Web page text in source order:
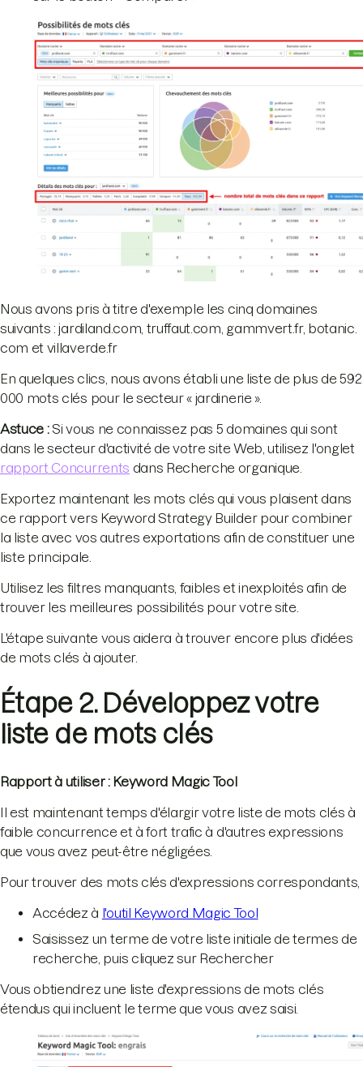
Nous avons pris à titre d'exemple les cinq domaines
suivants : jardiland.com, truffaut.com, gammvert.fr, botanic.
com et villaverde.fr
En quelques clics, nous avons établi une liste de plus de 592
000 mots clés pour le secteur « jardinerie ».
Astuce : Si vous ne connaissez pas 5 domaines qui sont
dans le secteur d'activité de votre site Web, utilisez l'onglet
rapport Concurrents dans Recherche organique.
Exportez maintenant les mots clés qui vous plaisent dans
ce rapport vers Keyword Strategy Builder pour combiner
la liste avec vos autres exportations afin de constituer une
liste principale.
Utilisez les filtres manquants, faibles et inexploités afin de
trouver les meilleures possibilités pour votre site.
L'étape suivante vous aidera à trouver encore plus d'idées
de mots clés à ajouter.
Étape 2. Développez votre
liste de mots clés
Rapport à utiliser : Keyword Magic Tool
Il est maintenant temps d'élargir votre liste de mots clés à
faible concurrence et à fort trafic à d'autres expressions
que vous avez peut-être négligées.
Pour trouver des mots clés d'expressions correspondants,
Accédez à l'outil Keyword Magic Tool
Saisissez un terme de votre liste initiale de termes de
recherche, puis cliquez sur Rechercher
Vous obtiendrez une liste d'expressions de mots clés
étendus qui incluent le terme que vous avez saisi.